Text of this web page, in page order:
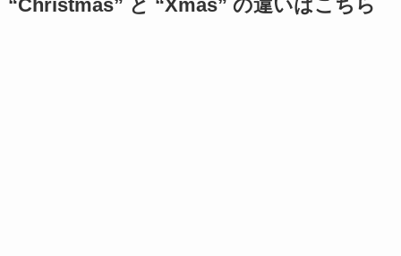
“Christmas” と “Xmas” の違いはこちら